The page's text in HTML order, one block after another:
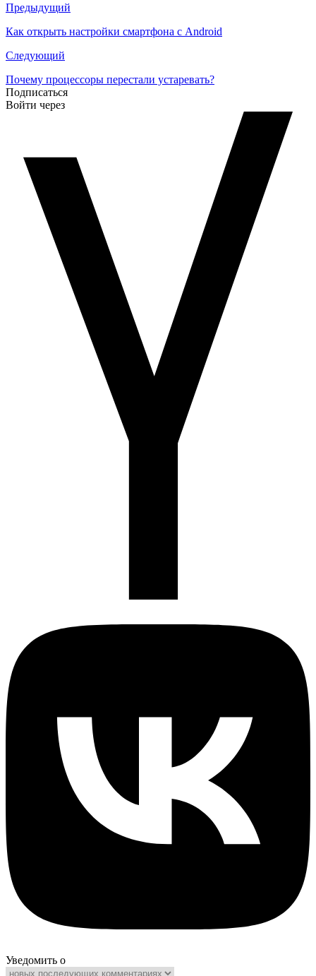
Навигация
по
записям
Предыдущий
Как открыть настройки смартфона с Android
Следующий
Почему процессоры перестали устаревать?
Подписаться
Войти через
Уведомить о